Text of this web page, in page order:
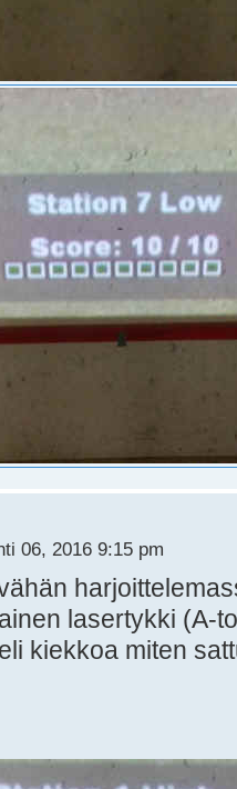
06, 2016 9:15 pm
lasertykki (A-
kiekkoa miten